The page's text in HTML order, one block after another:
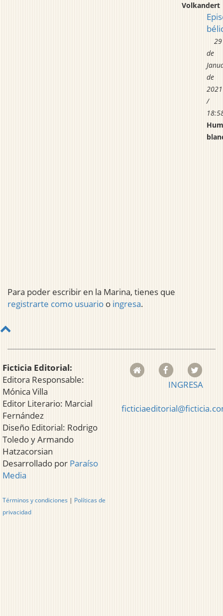
Volkandert
29
de
de
2021
/
Para poder escribir en la Marina, tienes que
registrarte como usuario o ingresa.
Ficticia Editorial:
Editora Responsable:
Mónica Villa
Editor Literario: Marcial
Fernández
Diseño Editorial: Rodrigo
Toledo y Armando
Hatzacorsian
Desarrollado por Paraíso
Media
Términos y condiciones | Políticas de
privacidad
INGRESA